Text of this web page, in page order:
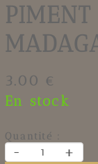
3.00 €
En stock
Quantité :
- +